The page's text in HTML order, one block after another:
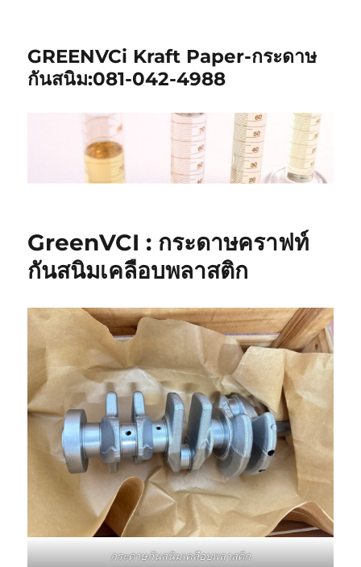
GREENVCi Kraft Paper-กระดาษ
กันสนิม:081-042-4988
GreenVCI : กระดาษคราฟท์
กันสนิมเคลือบพลาสติก
กระดาษกันสนิมเคลือบพลาสติก